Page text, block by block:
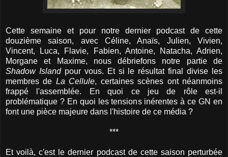
Cette semaine et pour notre dernier podcast de cette
douzième saison, avec Céline, Anaïs, Julien, Vivien,
Vincent, Luca, Flavie, Fabien, Antoine, Natacha, Adrien,
Morgane et Maxime, nous débriefons notre partie de
Shadow Islandpour vous. Et si le résultat final divise les
membres de La Cellule, certaines scènes ont néanmoins
frappé l'assemblée. En quoi ce jeu de rôle est-il
problématique ? En quoi les tensions inérentes à ce GN en
font une pièce majeure dans l'histoire de ce média ?
***
Et voilà, c'est le dernier podcast de cette saison perturbée